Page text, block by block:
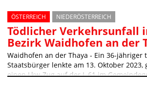
ÖSTERREICH NIEDERÖSTERREICH
Tödlicher Verkehrsunfall
Bezirk Waidhofen an der
Waidhofen an der Thaya - Ein 36-jähriger
Staatsbürger lenkte am 13. Oktober 2023,
einen Lkw-Zug auf der L 61 im